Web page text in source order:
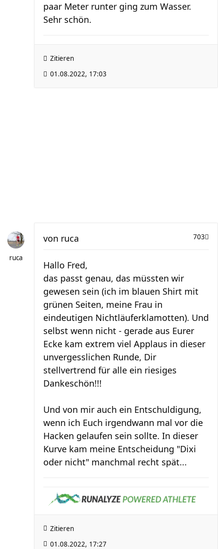
paar Meter runter ging zum Wasser.
Sehr schön.
Zitieren
01.08.2022, 17:03
ruca
703
von ruca
Hallo Fred,
das passt genau, das müssten wir
gewesen sein (ich im blauen Shirt mit
grünen Seiten, meine Frau in
eindeutigen Nichtläuferklamotten). Und
selbst wenn nicht - gerade aus Eurer
Ecke kam extrem viel Applaus in dieser
unvergesslichen Runde, Dir
stellvertrend für alle ein riesiges
Dankeschön!!!
Und von mir auch ein Entschuldigung,
wenn ich Euch irgendwann mal vor die
Hacken gelaufen sein sollte. In dieser
Kurve kam meine Entscheidung "Dixi
oder nicht" manchmal recht spät...
Zitieren
01.08.2022, 17:27